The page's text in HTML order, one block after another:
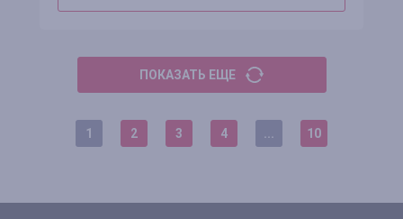
ПОКАЗАТЬ ЕЩЕ
1 2 3 4 10